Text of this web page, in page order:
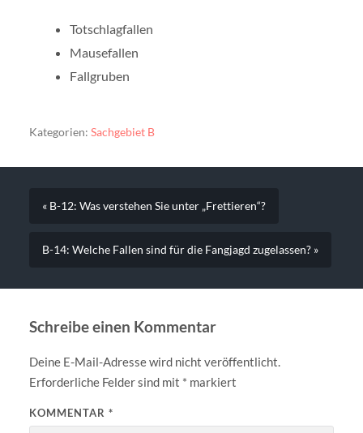
Totschlagfallen
Mausefallen
Fallgruben
Kategorien: Sachgebiet B
« B-12: Was verstehen Sie unter „Frettieren“?
B-14: Welche Fallen sind für die Fangjagd zugelassen? »
Schreibe einen Kommentar
Deine E-Mail-Adresse wird nicht veröffentlicht.
Erforderliche Felder sind mit * markiert
KOMMENTAR *